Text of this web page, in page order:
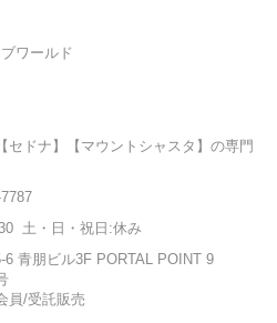
ワールド
セドナ】【マウントシャスタ】の専門
土・日・祝日:休み
6 青朋ビル3F PORTAL POINT 9
員/受託販売